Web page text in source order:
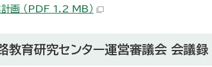
画 （PDF 1.2 MB）
教育研究センター運営審議会 会議録